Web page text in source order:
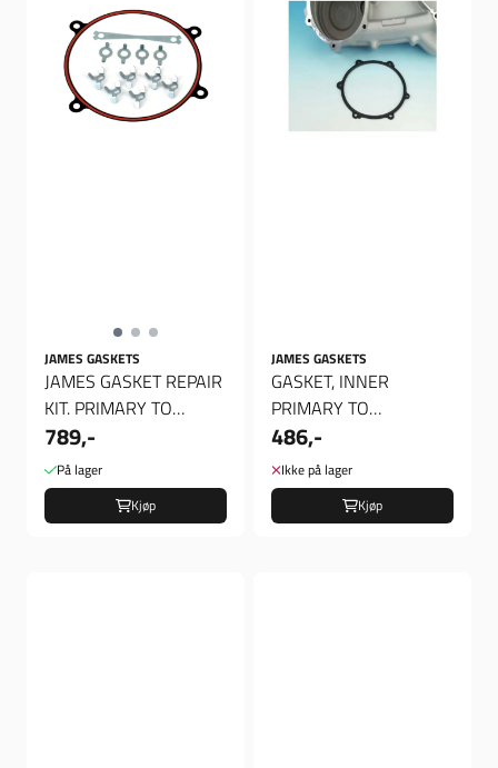
JAMES GASKETS
JAMES GASKET REPAIR
KIT. PRIMARY TO
CRANKCASE
789,-
På lager
Kjøp
JAMES GASKETS
GASKET, INNER
PRIMARY TO
CRANKCASE
486,-
Ikke på lager
Kjøp